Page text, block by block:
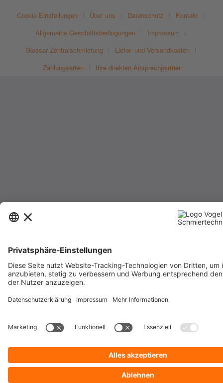
Cookie-Einstellungen Über uns Datenschutz
Kontakt
Allgemeine Geschäftsbedingungen
Impressum
Glossar Zentralschmierung
Liefer- und Versandkosten
Zahlungsarten
Ihre direkten Ansprechpartner